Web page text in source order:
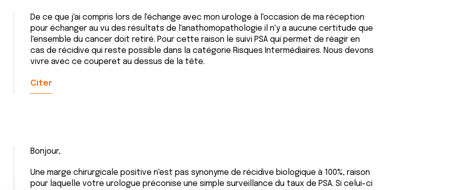
De ce que j'ai compris lors de l'échange avec mon urologe à l'occasion de ma réception
pour échanger au vu des résultats de l'anathomopathologie il n'y a aucune certitude que
l'ensemble du cancer doit retiré. Pour cette raison le suivi PSA qui permet de réagir en
cas de récidive qui reste possible dans la catégorie Risques Intermédiaires. Nous devons
vivre avec ce couperet au dessus de la tête.
Citer
Bonjour,
Une marge chirurgicale positive n'est pas synonyme de récidive biologique à 100%, raison
pour laquelle votre urologue préconise une simple surveillance du taux de PSA. Si celui-ci